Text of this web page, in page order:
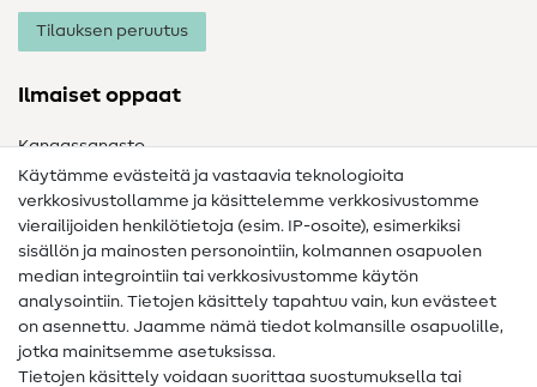
Tilauksen peruutus
Ilmaiset oppaat
Kangassanasto
Ompelusanasto
Ompeluohjeet
Apua ja yhteystiedot
Yhteystiedot
Tietoa omistajanvaihdoksesta
Käytämme evästeitä ja vastaavia teknologioita
verkkosivustollamme ja käsittelemme verkkosivustomme
vierailijoiden henkilötietoja (esim. IP-osoite), esimerkiksi
sisällön ja mainosten personointiin, kolmannen osapuolen
median integrointiin tai verkkosivustomme käytön
analysointiin. Tietojen käsittely tapahtuu vain, kun evästeet
on asennettu. Jaamme nämä tiedot kolmansille osapuolille,
jotka mainitsemme asetuksissa.
Tietojen käsittely voidaan suorittaa suostumuksella tai